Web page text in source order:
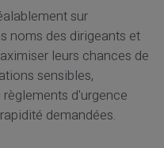
sur
noms des dirigeants et
leurs chances de
sensibles,
d'urgence
demandées.